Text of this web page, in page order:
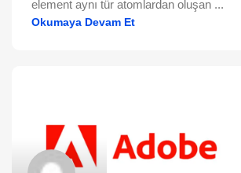
element aynı tür atomlardan oluşan ...
Okumaya Devam Et